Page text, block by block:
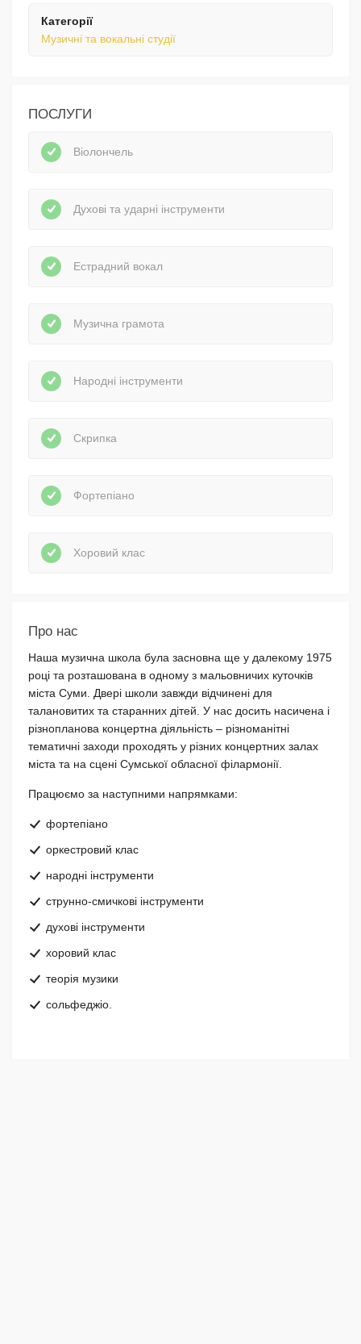
Категорії
Музичні та вокальні студії
ПОСЛУГИ
Віолончель
Духові та ударні інструменти
Естрадний вокал
Музична грамота
Народні інструменти
Скрипка
Фортепіано
Хоровий клас
Про нас
Наша музична школа була засновна ще у далекому 1975
році та розташована в одному з мальовничих куточків
міста Суми. Двері школи завжди відчинені для
талановитих та старанних дітей. У нас досить насичена і
різнопланова концертна діяльність – різноманітні
тематичні заходи проходять у різних концертних залах
міста та на сцені Сумської обласної філармонії.
Працюємо за наступними напрямками:
фортепіано
оркестровий клас
народні інструменти
струнно-смичкові інструменти
духові інструменти
хоровий клас
теорія музики
сольфеджіо.